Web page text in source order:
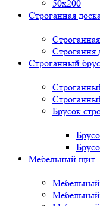
50x200
Строганная
Строгання
Строганный брус
Брусок
Мебельный щит